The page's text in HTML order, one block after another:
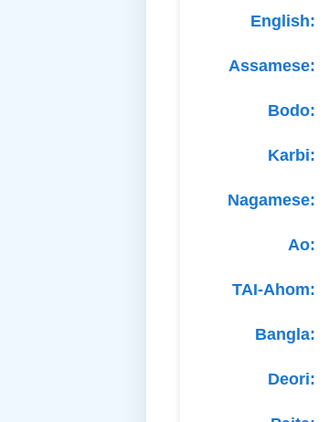
English:
Assamese:
Bodo:
Karbi:
Nagamese:
Ao:
TAI-Ahom:
Bangla:
Deori: